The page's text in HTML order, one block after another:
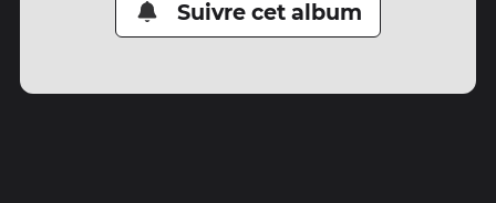
Suivre cet album